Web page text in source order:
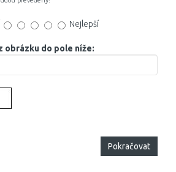
Nejlepší
obrázku do pole níže:
Pokračovat